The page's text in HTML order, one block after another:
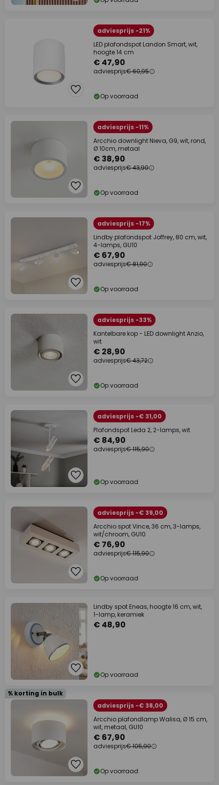
adviesprijs -21%
LED plafondspot Landon Smart, wit,
hoogte 14 cm
€ 47,90
adviesprijs€ 60,95
Op voorraad
adviesprijs -11%
Arcchio downlight Nieva, G9, wit, rond,
Ø 10cm, metaal
€ 38,90
adviesprijs€ 43,90
Op voorraad
adviesprijs -17%
Lindby plafondspot Joffrey, 80 cm, wit,
4-lamps, GU10
€ 67,90
adviesprijs€ 81,90
Op voorraad
adviesprijs -33%
Kantelbare kop - LED downlight Anzio,
wit
€ 28,90
adviesprijs€ 43,72
Op voorraad
adviesprijs -€ 31,00
Plafondspot Leda 2, 2-lamps, wit
€ 84,90
adviesprijs€ 115,90
Op voorraad
adviesprijs -€ 39,00
Arcchio spot Vince, 36 cm, 3-lamps,
wit/chroom, GU10
€ 76,90
adviesprijs€ 115,90
Op voorraad
Lindby spot Eneas, hoogte 16 cm, wit,
1-lamp, keramiek
€ 48,90
Op voorraad
% korting in bulk
adviesprijs -€ 38,00
Arcchio plafondlamp Walisa, Ø 15 cm,
wit, metaal, GU10
€ 67,90
adviesprijs€ 105,90
Op voorraad